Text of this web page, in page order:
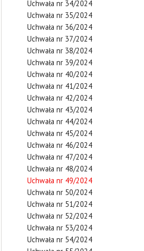
Uchwała nr 34/2024
Uchwała nr 35/2024
Uchwała nr 36/2024
Uchwała nr 37/2024
Uchwała nr 38/2024
Uchwała nr 39/2024
Uchwała nr 40/2024
Uchwała nr 41/2024
Uchwała nr 42/2024
Uchwała nr 43/2024
Uchwała nr 44/2024
Uchwała nr 45/2024
Uchwała nr 46/2024
Uchwała nr 47/2024
Uchwała nr 48/2024
Uchwała nr 49/2024
Uchwała nr 50/2024
Uchwała nr 51/2024
Uchwała nr 52/2024
Uchwała nr 53/2024
Uchwała nr 54/2024